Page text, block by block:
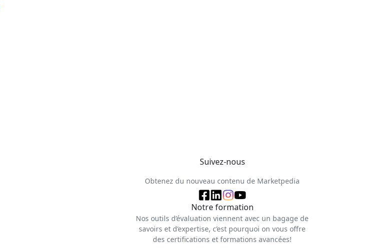
Suivez-nous
Obtenez du nouveau contenu de Marketpedia
Notre formation
Nos outils d’évaluation viennent avec un bagage de
savoirs et d’expertise, c’est pourquoi on vous offre
des certifications et formations avancées!